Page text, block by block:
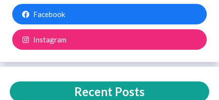
Facebook
Instagram
Recent Posts